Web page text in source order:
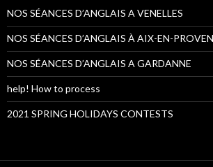
NOS SÉANCES D’ANGLAIS A VENELLES
NOS SÉANCES D’ANGLAIS À AIX-EN-
NOS SÉANCES D’ANGLAIS A GARDANNE
help! How to process
2021 SPRING HOLIDAYS CONTESTS